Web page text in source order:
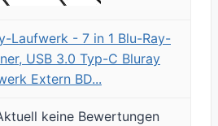
Laufwerk - 7 in 1 Blu-Ray-
USB 3.0 Typ-C Bluray
Extern BD...
keine Bewertungen